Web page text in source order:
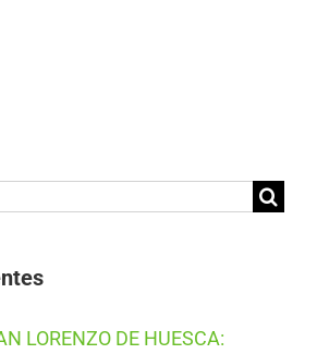
LORENZO DE HUESCA: